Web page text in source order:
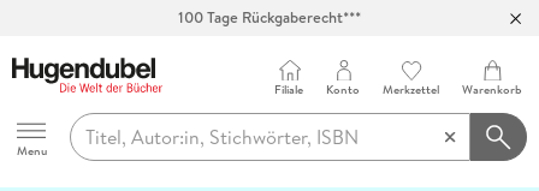
100 Tage Rückgaberecht***
Hugendubel
Menu
Filiale Konto Merkzettel Warenkorb